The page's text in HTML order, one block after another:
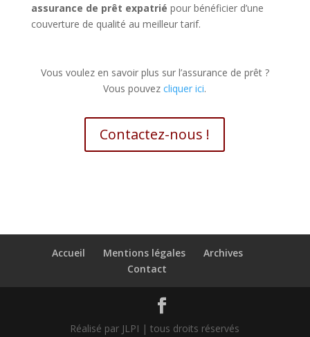
assurance de prêt expatrié pour bénéficier d’une
couverture de qualité au meilleur tarif.
Vous voulez en savoir plus sur l’assurance de prêt ?
Vous pouvezcliquer ici.
Contactez-nous !
Accueil Mentions légales
Archives
Contact
Réalisé par JLPI | tous droits réservés